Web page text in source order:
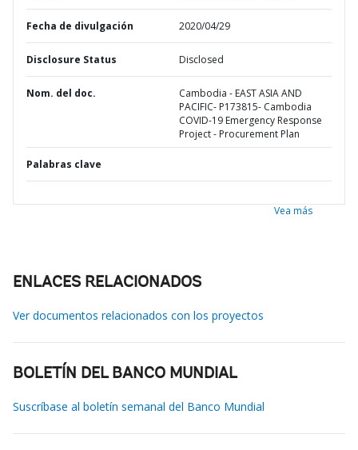
Fecha de divulgación 2020/04/29
Disclosure Status Disclosed
Nom. del doc.
Cambodia - EAST ASIA AND
PACIFIC- P173815- Cambodia
COVID-19 Emergency Response
Project - Procurement Plan
Palabras clave
Vea más
ENLACES RELACIONADOS
Ver documentos relacionados con los proyectos
BOLETÍN DEL BANCO MUNDIAL
Suscríbase al boletín semanal del Banco Mundial